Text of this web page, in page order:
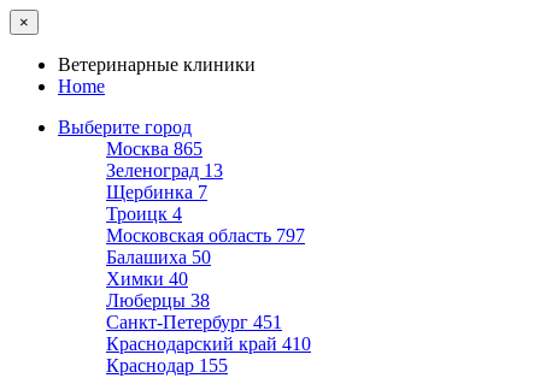
×
Ветеринарные клиники
Home
Выберите город
Москва 865
Зеленоград 13
Щербинка 7
Троицк 4
Московская область 797
Балашиха 50
Химки 40
Люберцы 38
Санкт-Петербург 451
Краснодарский край 410
Краснодар 155